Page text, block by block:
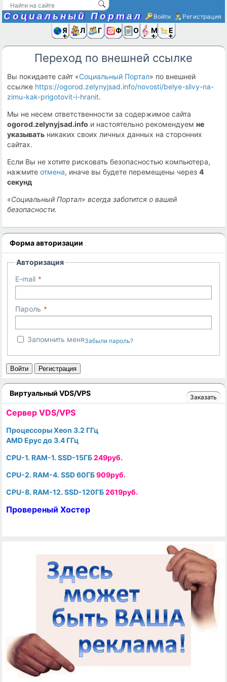
Социальный Портал Войти Регистрация
Я иЛюди
Группы
Фото Ещё
Переход по внешней ссылке
Вы покидаете сайт «Социальный Портал» по внешней
ссылке https://ogorod.zelynyjsad.info/novosti/belye-slivy-na-
zimu-kak-prigotovit-i-hranit.
Мы не несем ответственности за содержимое сайта
ogorod.zelynyjsad.info и настоятельно рекомендуемне
указывать никаких своих личных данных на сторонних
сайтах.
Если Вы не хотите рисковать безопасностью компьютера,
нажмитеотмена, иначе вы будете перемещены через4
секунд
«Социальный Портал» всегда заботится о вашей
безопасности.
Форма авторизации
Авторизация
E-mail
Пароль
Запомнить меняЗабыли пароль?
Войти Регистрация
Виртуальный VDS/VPS Заказать
Cервер VDS/VPS
Процессоры Xeon 3.2 ГГц
AMD Epyc до 3.4 ГГц
CPU-1. RAM-1. SSD-15ГБ249руб.
CPU-2. RAM-4. SSD 60ГБ909руб.
CPU-8. RAM-12. SSD-120ГБ2619руб.
Провереный Хостер